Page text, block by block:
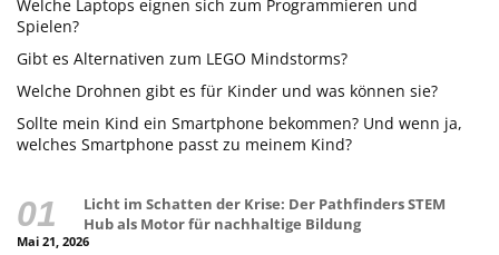
Welche Laptops eignen sich zum Programmieren und
Spielen?
Gibt es Alternativen zum LEGO Mindstorms?
Welche Drohnen gibt es für Kinder und was können sie?
Sollte mein Kind ein Smartphone bekommen? Und wenn ja,
welches Smartphone passt zu meinem Kind?
Licht im Schatten der Krise: Der Pathfinders STEM
Hub als Motor für nachhaltige Bildung
Mai 21, 2026